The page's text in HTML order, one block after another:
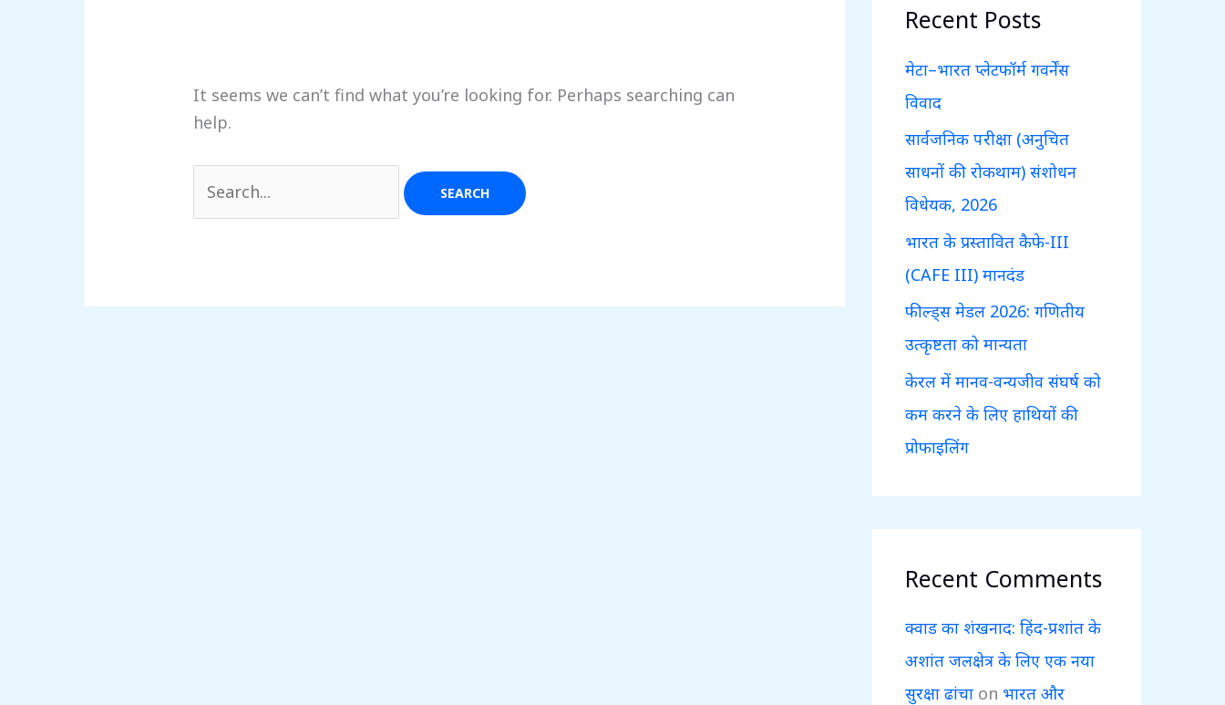
It seems we can’t find what you’re looking for. Perhaps searching can
help.
for:
h
f
o
r
:
Recent Posts
मेटा–भारत प्लेटफॉर्म गवर्नेंस
विवाद
सार्वजनिक परीक्षा (अनुचित
साधनों की रोकथाम) संशोधन
विधेयक, 2026
भारत के प्रस्तावित कैफे-III
(CAFE III) मानदंड
फील्ड्स मेडल 2026: गणितीय
उत्कृष्टता को मान्यता
केरल में मानव-वन्यजीव संघर्ष को
कम करने के लिए हाथियों की
प्रोफाइलिंग
Recent Comments
क्वाड का शंखनाद: हिंद-प्रशांत के
अशांत जलक्षेत्र के लिए एक नया
सुरक्षा ढांचा on भारत और